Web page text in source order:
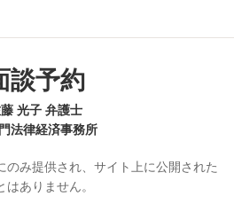
談予約
光子 弁護士
法律経済事務所
のみ提供され、サイト上に公開された
ありません。